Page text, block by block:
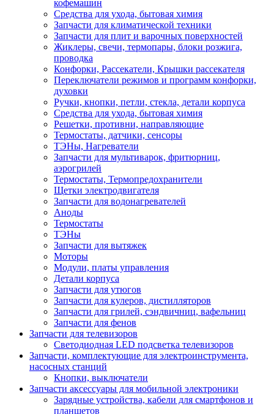
кофемашин
Средства для ухода, бытовая химия
Запчасти для климатической техники
Запчасти для плит и варочных поверхностей
Жиклеры, свечи, термопары, блоки розжига,
проводка
Конфорки, Рассекатели, Крышки рассекателя
Переключатели режимов и программ конфорки,
духовки
Ручки, кнопки, петли, стекла, детали корпуса
Средства для ухода, бытовая химия
Решетки, противни, направляющие
Термостаты, датчики, сенсоры
ТЭНы, Нагреватели
Запчасти для мультиварок, фритюрниц,
аэрогрилей
Термостаты, Термопредохранители
Щетки электродвигателя
Запчасти для водонагревателей
Аноды
Термостаты
ТЭНы
Запчасти для вытяжек
Моторы
Модули, платы управления
Детали корпуса
Запчасти для утюгов
Запчасти для кулеров, дистилляторов
Запчасти для грилей, сэндвичниц, вафельниц
Запчасти для фенов
Запчасти для телевизоров
Светодиодная LED подсветка телевизоров
Запчасти, комплектующие для электроинструмента,
насосных станций
Кнопки, выключатели
Запчасти аксессуары для мобильной электроники
Зарядные устройства, кабели для смартфонов и
планшетов